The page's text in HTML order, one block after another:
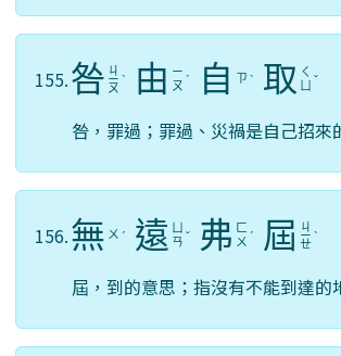
155.咎 ㄐ
ㄧ
ㄡ
ˋ 由 ㄧ
ㄡ ˊ 自 ㄗ ˋ 取 ㄑ
ˇ
咎，罪過；罪過、災禍是自己招來
156.無 ㄨ ˊ 遠 ㄢ ˇ 弗 ㄈ
ㄨ ˊ 屆 ㄐ
ㄧ
ㄝ
ˋ
屆，到的意思；指沒有不能到達的